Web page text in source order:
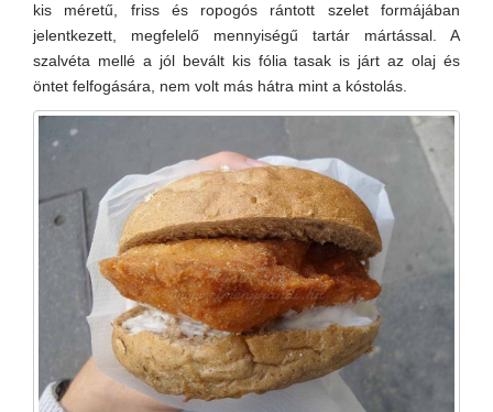
kis méretű, friss és ropogós rántott szelet formájában
jelentkezett, megfelelő mennyiségű tartár mártással. A
szalvéta mellé a jól bevált kis fólia tasak is járt az olaj és
öntet felfogására, nem volt más hátra mint a kóstolás.